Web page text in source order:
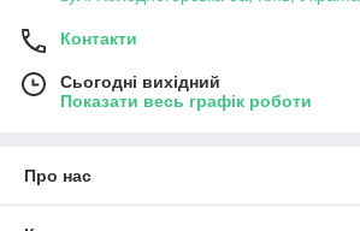
Контакти
Сьогодні вихідний
Показати весь графік роботи
Про нас